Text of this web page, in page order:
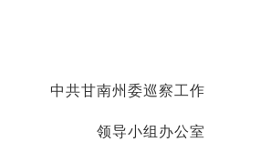
中共甘南州委巡察工作
领导小组办公室